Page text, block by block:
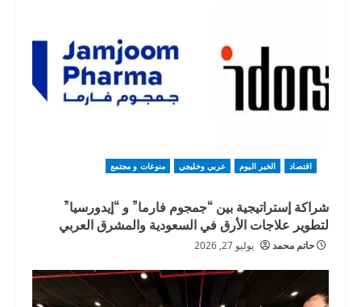
اقتصاد الخبر اليوم عربي وخليجي منوعات و مجتمع
شراكة إستراتيجية بين “جمجوم فارما” و “إيدورسيا”
لتطوير علاجات الأرق في السعودية والمشرق العربي
حاتم محمد يوليو 27, 2026